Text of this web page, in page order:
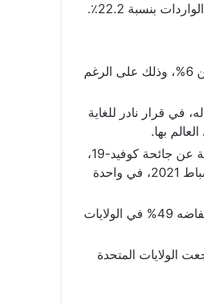
بنسبة 22.2٪.
تطمح الصين، ثاني أكبر اقتصاد في العالم، إلى تحقيق معدل نمو يزيد عن 6%، وذلك على الرغم
له، في قرار نادر للغاية
نما اقتصاد الصين 2.3% في العام 2020 في ظل اضطرابات كبيرة ناجمة عن جائحة كوفيد-19،
علمًا بأن البلاد استخدمت 31.2 مليون جرعة من اللقاح حتى 3 فبراير/ شباط 2021، في واحدة
ارتفع الاستثمار الأجنبي في الصين بنسبة 4% في عام 2020، مقابل انخفاضه 49% في الولايات
مليار دولار بينما تراجعت الولايات المتحدة